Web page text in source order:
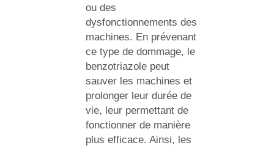
ou des
dysfonctionnements des
machines. En prévenant
ce type de dommage, le
benzotriazole peut
sauver les machines et
prolonger leur durée de
vie, leur permettant de
fonctionner de manière
plus efficace. Ainsi, les